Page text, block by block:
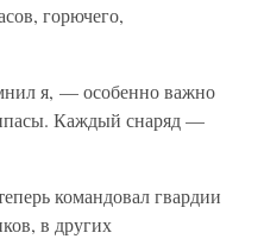
горючего,
я, — особенно важно
Каждый снаряд —
командовал гвардии
в других